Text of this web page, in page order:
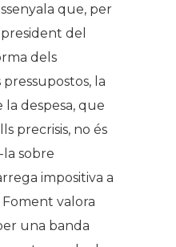
que, per
del
dels
la
despesa, que
precrisis, no és
sobre
impositiva a
Foment valora
una banda